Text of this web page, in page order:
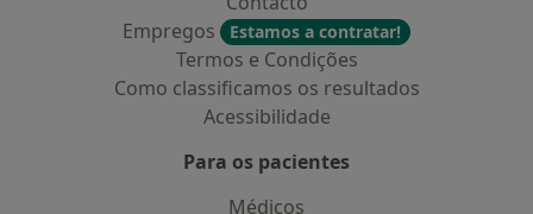
Empregos
Estamos a contratar!
Termos e Condições
Como classificamos os resultados
Acessibilidade
Para os pacientes
Médicos